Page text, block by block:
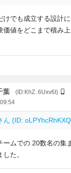
けでも成立する設計
価値をどこまで積み
葉
(ID:KhZ..6Uxv6I)
ん (ID:
ームでの 20数名の集
た。